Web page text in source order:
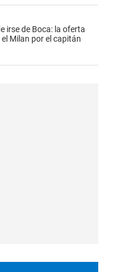
irse de Boca: la oferta
Milan por el capitán